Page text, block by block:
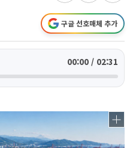
구글 선호매체 추가
00:00 / 02:31